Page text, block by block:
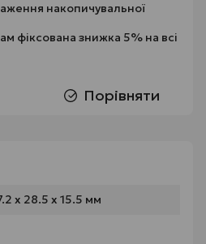
накопичувальної
фіксована знижка 5% на всі
Порівняти
х 28.5 х 15.5 мм